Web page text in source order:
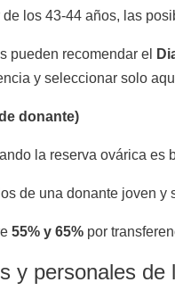
de los 43-44 años, las
pueden recomendar el
y seleccionar solo
donante)
la reserva ovárica
de una donante joven y
55% y 65% por
y personales